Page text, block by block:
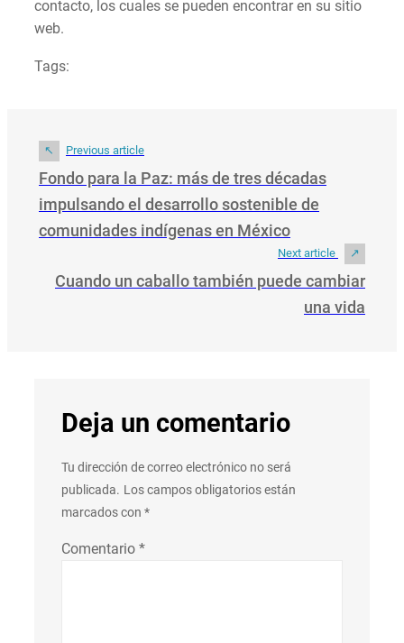
contacto, los cuales se pueden encontrar en su sitio
web.
Tags:
Previous article
Fondo para la Paz: más de tres décadas
impulsando el desarrollo sostenible de
comunidades indígenas en México
Next article
Cuando un caballo también puede cambiar
una vida
Deja un comentario
Tu dirección de correo electrónico no será
publicada. Los campos obligatorios están
marcados con *
Comentario *